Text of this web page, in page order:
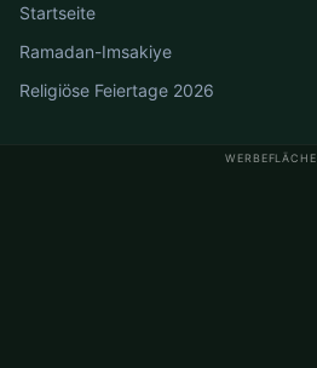
WERBEFLÄCHE
Startseite
Ramadan-Imsakiye
Religiöse Feiertage 2026
Gebetszeiten Deutschland